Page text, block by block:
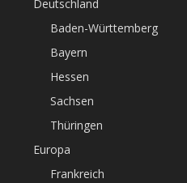
Deutschland
Baden-Württemberg
Bayern
Hessen
Sachsen
Thüringen
Europa
Frankreich